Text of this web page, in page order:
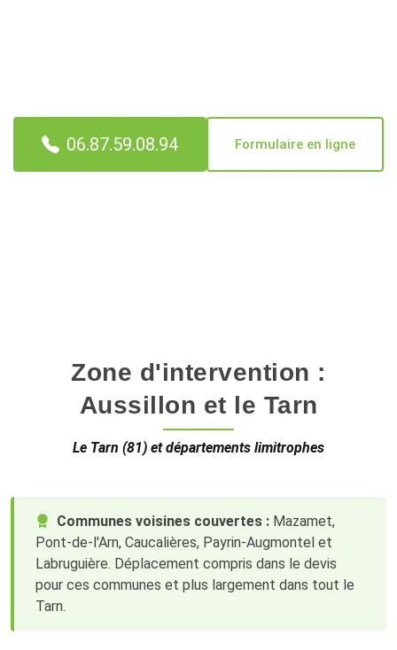
06.87.59.08.94 Formulaire en ligne
Zone d'intervention :
Aussillon et le Tarn
Le Tarn (81) et départements limitrophes
Communes voisines couvertes : Mazamet,
Pont-de-l'Arn, Caucalières, Payrin-Augmontel et
Labruguière. Déplacement compris dans le devis
pour ces communes et plus largement dans tout le
Tarn.